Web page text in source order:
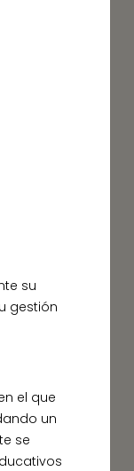
su
gestión
el que
un
se